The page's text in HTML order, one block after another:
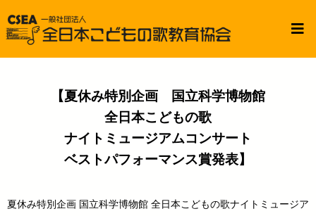
【夏休み特別企画 国立科学博物館
全日本こどもの歌
ナイトミュージアムコンサート
ベストパフォーマンス賞発表】
夏休み特別企画 国立科学博物館 全日本こどもの歌ナイトミュージア